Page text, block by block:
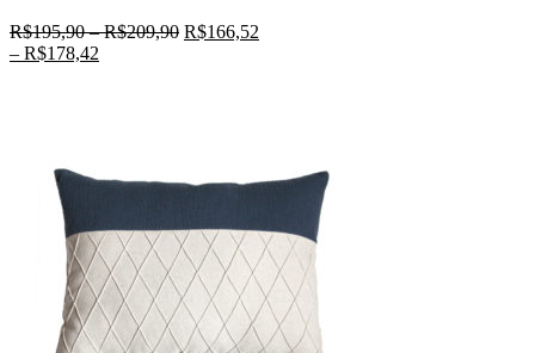
R$195,90–R$209,90 R$166,52
– R$178,42